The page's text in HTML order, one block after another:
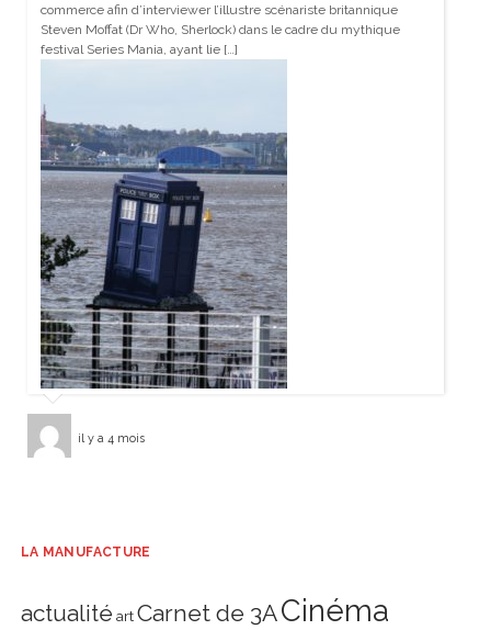
commerce afin d’interviewer l’illustre scénariste britannique
Steven Moffat (Dr Who, Sherlock) dans le cadre du mythique
festival Series Mania, ayant lie […]
il y a 4 mois
LA MANUFACTURE
actualité art Carnet de 3ACinéma